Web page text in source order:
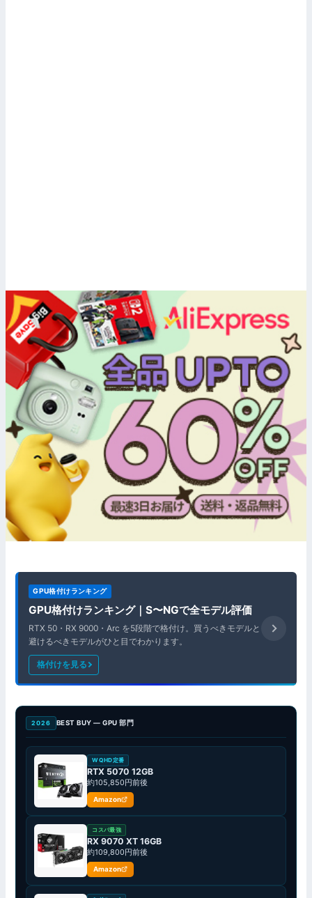
GPU格付けランキング
GPU格付けランキング｜S〜NGで全モデル評価
RTX 50・RX 9000・Arc を5段階で格付け。買うべきモデルと
避けるべきモデルがひと目でわかります。
格付けを見る
2026 BEST BUY — GPU 部門
WQHD定番
RTX 5070 12GB
約105,850円前後
Amazon
コスパ最強
RX 9070 XT 16GB
約109,800円前後
Amazon